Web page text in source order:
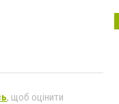
, щоб оцінити